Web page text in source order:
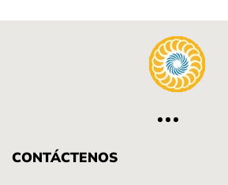
CONTÁCTENOS